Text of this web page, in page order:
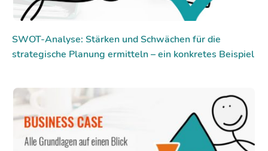
SWOT-Analyse: Stärken und Schwächen für die
strategische Planung ermitteln – ein konkretes Beispiel